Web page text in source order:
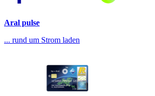
Aral pulse
... rund um Strom laden